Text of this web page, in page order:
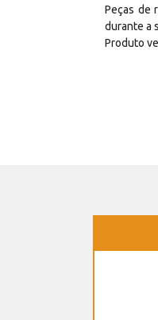
Peças de
durante a
Produto